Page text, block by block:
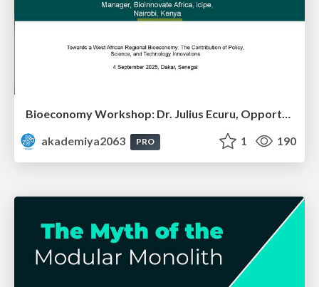
Bioeconomy Workshop: Dr. Julius Ecuru, Opportunities for a Bioeconomy in West Africa
akademiya2063
PRO 1 190